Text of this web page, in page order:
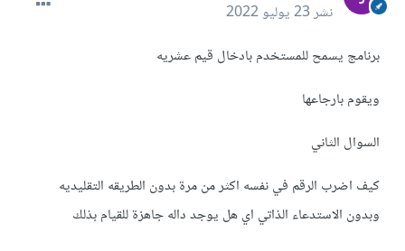
نشر23 يوليو 2022
برنامج يسمح للمستخدم بادخال قيم عشريه
ويقوم بارجاعها
السوال الثاني
كيف اضرب الرقم في نفسه اكثر من مرة بدون الطريقه التقليديه
وبدون الاستدعاء الذاتي اي هل يوجد داله جاهزة للقيام بذلك